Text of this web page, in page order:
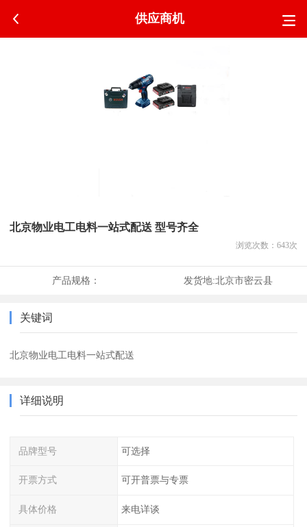
供应商机
北京物业电工电料一站式配送 型号齐全
浏览次数： 643次
产品规格： 发货地:北京市密云县
关键词
北京物业电工电料一站式配送
详细说明
品牌型号 可选择
开票方式 可开普票与专票
具体价格 来电详谈